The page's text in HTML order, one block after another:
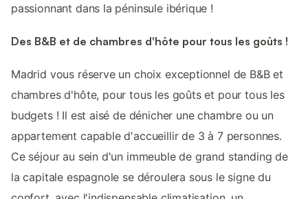
passionnant dans la péninsule ibérique !
Des B&B et de chambres d'hôte pour tous les goûts !
Madrid vous réserve un choix exceptionnel de B&B et
chambres d'hôte, pour tous les goûts et pour tous les
budgets ! Il est aisé de dénicher une chambre ou un
appartement capable d'accueillir de 3 à 7 personnes.
Ce séjour au sein d'un immeuble de grand standing de
la capitale espagnole se déroulera sous le signe du